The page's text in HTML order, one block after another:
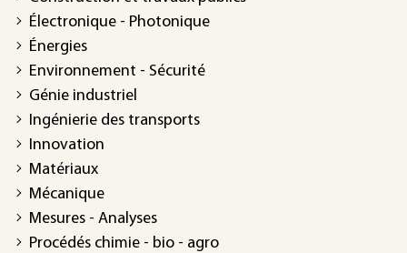
Électronique - Photonique
Énergies
Environnement - Sécurité
Génie industriel
Ingénierie des transports
Innovation
Matériaux
Mécanique
Mesures - Analyses
Procédés chimie - bio - agro